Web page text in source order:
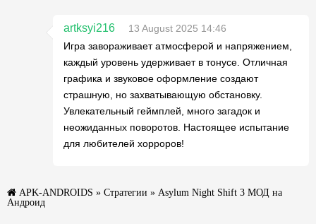
artksyi216
13 August 2025 14:46
Игра завораживает атмосферой и напряжением,
каждый уровень удерживает в тонусе. Отличная
графика и звуковое оформление создают
страшную, но захватывающую обстановку.
Увлекательный геймплей, много загадок и
неожиданных поворотов. Настоящее испытание
для любителей хорроров!
APK-ANDROIDS » Стратегии » Asylum Night Shift 3 МОД на
Андроид